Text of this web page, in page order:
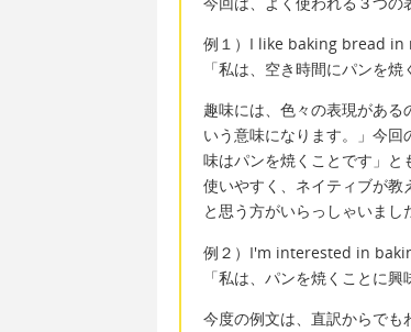
例１）I like baking bread in
「私は、空き時間にパンを焼
趣味には、色々の表現があ
いう意味になります。」今
味はパンを焼くことです」と
使いやすく、ネイティブが教
と思う方がいらっしゃいまし
例２）I'm interested in
「私は、パンを焼くことに興
今度の例文は、直訳からでも